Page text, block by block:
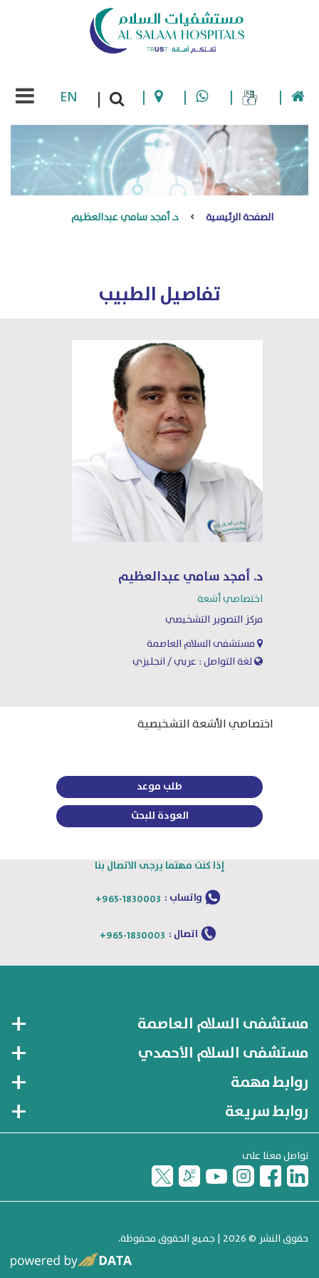
|
|
|
|
|
EN
الصفحة الرئيسية د. أمجد سامي عبدالعظيم
تفاصيل الطبيب
د. أمجد سامي عبدالعظيم
اختصاصي أشعة
مركز التصوير التشخيصي
مستشفى السلام العاصمة
لغة التواصل : عربي / انجليزي
اختصاصي الأشعة التشخيصية
طلب موعد
العودة للبحث
إذا كنت مهتما يرجى الاتصال بنا
واتساب : +965-1830003
اتصال : +965-1830003
مستشفى السلام العاصمة
مستشفى السلام الأحمدي
روابط مهمة
روابط سريعة
تواصل معنا على
حقوق النشر © 2026 | جميع الحقوق محفوظة.